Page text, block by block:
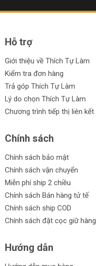
Hỗ trợ
Giới thiệu về Thích Tự Làm
Kiểm tra đơn hàng
Trả góp Thích Tự Làm
Lý do chọn Thích Tự Làm
Chương trình tiếp thị liên kết
Chính sách
Chính sách bảo mật
Chính sách vận chuyển
Miễn phí ship 2 chiều
Chính sách Bán hàng tử tế
Chính sách ship COD
Chính sách đặt cọc giữ hàng
Hướng dẫn